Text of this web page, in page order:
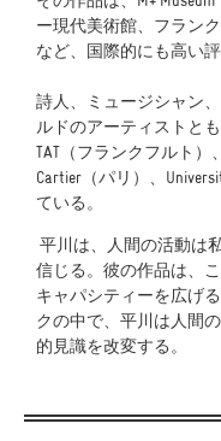
ー現代美術館、フラン
など、国際的にも高い
詩人、ミュージシャン
ルドのアーティストと
TAT（フランクフルト）
Cartier（パリ）、
ている。
平川は、人間の活動は
信じる。彼の作品は、
キャパシティーを広げ
クの中で、平川は人間
的見識を改変する。